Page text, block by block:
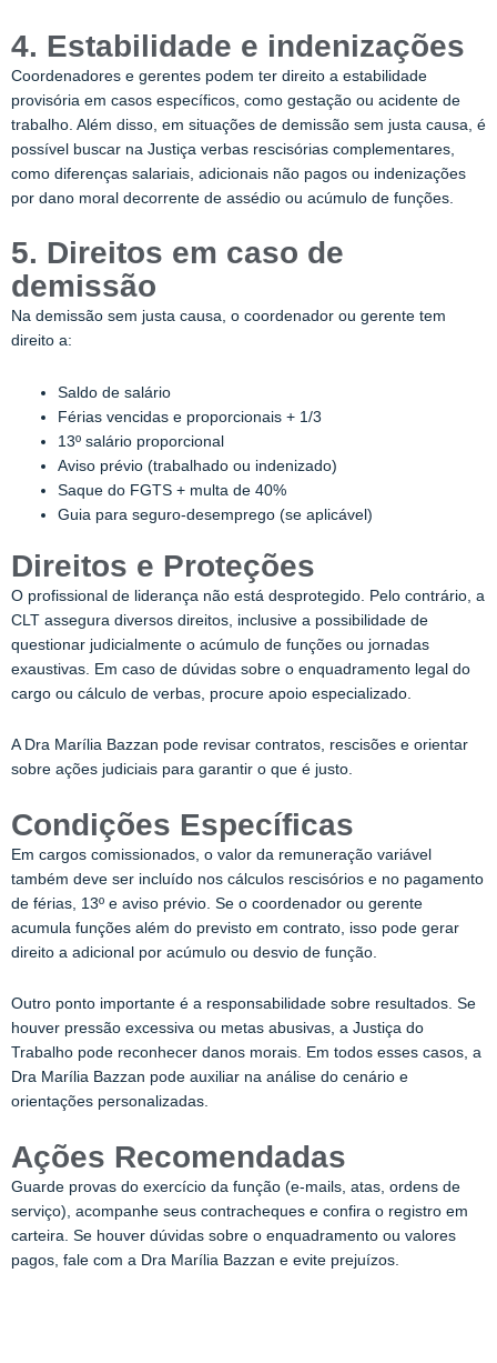
4. Estabilidade e indenizações
Coordenadores e gerentes podem ter direito a estabilidade
provisória em casos específicos, como gestação ou acidente de
trabalho. Além disso, em situações de demissão sem justa causa, é
possível buscar na Justiça verbas rescisórias complementares,
como diferenças salariais, adicionais não pagos ou indenizações
por dano moral decorrente de assédio ou acúmulo de funções.
5. Direitos em caso de
demissão
Na demissão sem justa causa, o coordenador ou gerente tem
direito a:
Saldo de salário
Férias vencidas e proporcionais + 1/3
13º salário proporcional
Aviso prévio (trabalhado ou indenizado)
Saque do FGTS + multa de 40%
Guia para seguro-desemprego (se aplicável)
Direitos e Proteções
O profissional de liderança não está desprotegido. Pelo contrário, a
CLT assegura diversos direitos, inclusive a possibilidade de
questionar judicialmente o acúmulo de funções ou jornadas
exaustivas. Em caso de dúvidas sobre o enquadramento legal do
cargo ou cálculo de verbas, procure apoio especializado.
A Dra Marília Bazzan pode revisar contratos, rescisões e orientar
sobre ações judiciais para garantir o que é justo.
Condições Específicas
Em cargos comissionados, o valor da remuneração variável
também deve ser incluído nos cálculos rescisórios e no pagamento
de férias, 13º e aviso prévio. Se o coordenador ou gerente
acumula funções além do previsto em contrato, isso pode gerar
direito a adicional por acúmulo ou desvio de função.
Outro ponto importante é a responsabilidade sobre resultados. Se
houver pressão excessiva ou metas abusivas, a Justiça do
Trabalho pode reconhecer danos morais. Em todos esses casos, a
Dra Marília Bazzan pode auxiliar na análise do cenário e
orientações personalizadas.
Ações Recomendadas
Guarde provas do exercício da função (e-mails, atas, ordens de
serviço), acompanhe seus contracheques e confira o registro em
carteira. Se houver dúvidas sobre o enquadramento ou valores
pagos, fale com a Dra Marília Bazzan e evite prejuízos.